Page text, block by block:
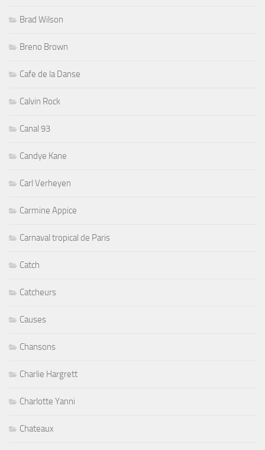
Brad Wilson
Breno Brown
Cafe de la Danse
Calvin Rock
Canal 93
Candye Kane
Carl Verheyen
Carmine Appice
Carnaval tropical de Paris
Catch
Catcheurs
Causes
Chansons
Charlie Hargrett
Charlotte Yanni
Chateaux